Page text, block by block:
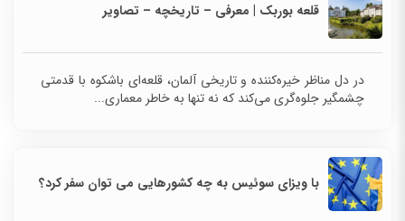
قلعه بوربک | معرفی – تاریخچه – تصاویر
در دل مناظر خیره‌کننده و تاریخی آلمان، قلعه‌ای باشکوه با قدمتی
چشمگیر جلوه‌گری می‌کند که نه تنها به خاطر معماری...
با ویزای سوئیس به چه کشورهایی می توان سفر کرد؟